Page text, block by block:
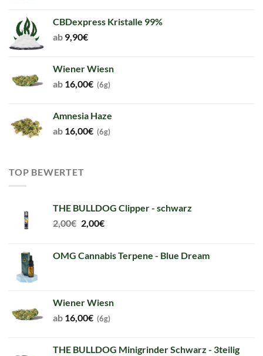
CBDexpress Kristalle 99%
ab 9,90€
Wiener Wiesn
ab 16,00€ (6g)
Amnesia Haze
ab 16,00€ (6g)
TOP BEWERTET
THE BULLDOG Clipper - schwarz
2,00€ Original
2,00€.
2,00€Current
2,00€.
OMG Cannabis Terpene - Blue Dream
Wiener Wiesn
ab 16,00€ (6g)
THE BULLDOG Minigrinder Schwarz - 3teilig